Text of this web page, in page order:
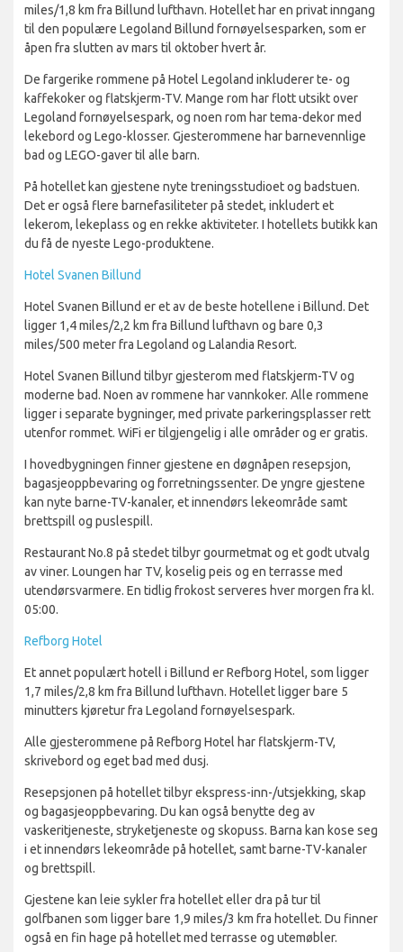
miles/1,8 km fra Billund lufthavn. Hotellet har en privat inngang
til den populære Legoland Billund fornøyelsesparken, som er
åpen fra slutten av mars til oktober hvert år.
De fargerike rommene på Hotel Legoland inkluderer te- og
kaffekoker og flatskjerm-TV. Mange rom har flott utsikt over
Legoland fornøyelsespark, og noen rom har tema-dekor med
lekebord og Lego-klosser. Gjesterommene har barnevennlige
bad og LEGO-gaver til alle barn.
På hotellet kan gjestene nyte treningsstudioet og badstuen.
Det er også flere barnefasiliteter på stedet, inkludert et
lekerom, lekeplass og en rekke aktiviteter. I hotellets butikk kan
du få de nyeste Lego-produktene.
Hotel Svanen Billund
Hotel Svanen Billund er et av de beste hotellene i Billund. Det
ligger 1,4 miles/2,2 km fra Billund lufthavn og bare 0,3
miles/500 meter fra Legoland og Lalandia Resort.
Hotel Svanen Billund tilbyr gjesterom med flatskjerm-TV og
moderne bad. Noen av rommene har vannkoker. Alle rommene
ligger i separate bygninger, med private parkeringsplasser rett
utenfor rommet. WiFi er tilgjengelig i alle områder og er gratis.
I hovedbygningen finner gjestene en døgnåpen resepsjon,
bagasjeoppbevaring og forretningssenter. De yngre gjestene
kan nyte barne-TV-kanaler, et innendørs lekeområde samt
brettspill og puslespill.
Restaurant No.8 på stedet tilbyr gourmetmat og et godt utvalg
av viner. Loungen har TV, koselig peis og en terrasse med
utendørsvarmere. En tidlig frokost serveres hver morgen fra kl.
05:00.
Refborg Hotel
Et annet populært hotell i Billund er Refborg Hotel, som ligger
1,7 miles/2,8 km fra Billund lufthavn. Hotellet ligger bare 5
minutters kjøretur fra Legoland fornøyelsespark.
Alle gjesterommene på Refborg Hotel har flatskjerm-TV,
skrivebord og eget bad med dusj.
Resepsjonen på hotellet tilbyr ekspress-inn-/utsjekking, skap
og bagasjeoppbevaring. Du kan også benytte deg av
vaskeritjeneste, stryketjeneste og skopuss. Barna kan kose seg
i et innendørs lekeområde på hotellet, samt barne-TV-kanaler
og brettspill.
Gjestene kan leie sykler fra hotellet eller dra på tur til
golfbanen som ligger bare 1,9 miles/3 km fra hotellet. Du finner
også en fin hage på hotellet med terrasse og utemøbler.